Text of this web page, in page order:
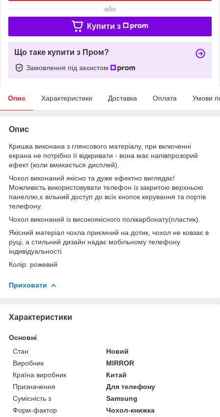
або
Купити з
Що таке купити з Пром?
Замовлення під захистом
Опис Характеристики Доставка Оплата Умови
Опис
Кришка виконана з глянсового матеріалу, при включенні
екрана не потрібно її відкривати - вона має напівпрозорий
ефект (коли вмикається дисплей).
Чохол виконаний якісно та дуже ефектно виглядає!
Можливість використовувати телефон із закритою верхньою
панеллю,є вільний доступ до всіх кнопок керування та портів
телефону.
Чохол виконаний із високоякісного полікарбонату(пластик).
Якісний матеріал чохла приємний на дотик, чохол не ковзає в
руці, а стильний дизайн надає мобільному телефону
індивідуальності.
Колір: рожевий
Приховати
Характеристики
Основні
Стан
Новий
Виробник
MIRROR
Країна виробник
Китай
Призначення
Для телефону
Сумісність з
Samsung
Форм-фактор
Чохол-книжка